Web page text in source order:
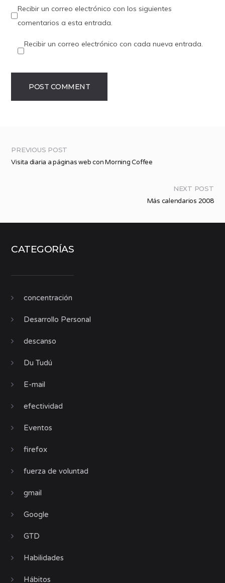
Recibir un correo electrónico con los siguientes
comentarios a esta entrada.
Recibir un correo electrónico con cada nueva entrada.
PREVIOUS POST
Visita diaria a páginas web con Morning Coffee
NEXT POST
Más calendarios 2008
CATEGORÍAS
concentración
Desarrollo Personal
descanso
Du Tudú
E-mail
efectividad
Eventos
firefox
fuerza de voluntad
gmail
Google
GTD
Habilidades
Hábitos